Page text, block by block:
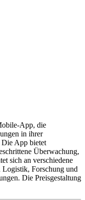
App, die
in ihrer
Die App bietet
Überwachung,
sich an verschiedene
Logistik, Forschung und
Die Preisgestaltung